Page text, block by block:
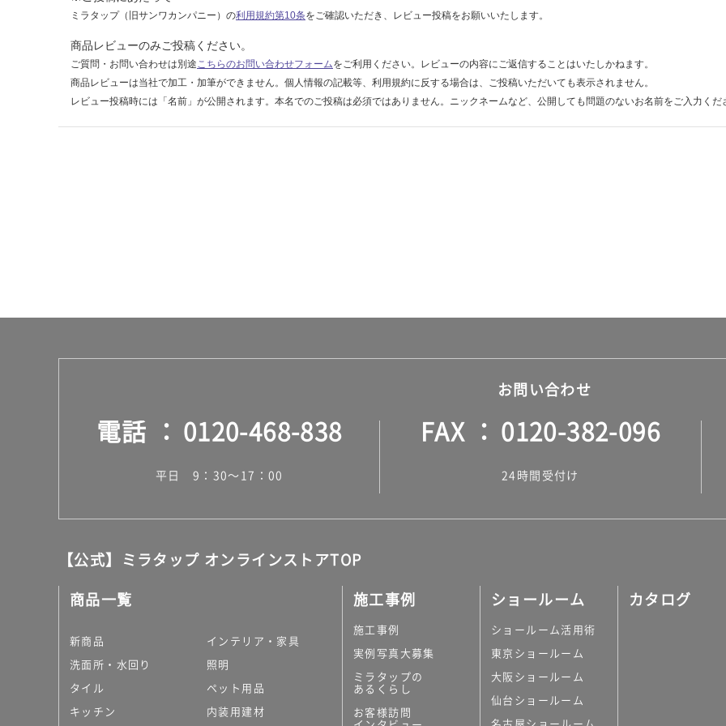
ミラタップ（旧サンワカンパニー）の利用規約第10条をご確認いただき、レビュー投稿をお願いいたします。
商品レビューのみご投稿ください。
ご質問・お問い合わせは別途こちらのお問い合わせフォームをご利用ください。レビューの内容にご返信することはいたしかねます。
商品レビューは当社で加工・加筆ができません。個人情報の記載等、利用規約に反する場合は、ご投稿いただいても表示されません。
レビュー投稿時には「名前」が公開されます。本名でのご投稿は必須ではありません。ニックネームなど、公開しても問題のないお名前をご入力くだ
お問い合わせ
電話 0120-468-838
平日 9：30～17：00
FAX 0120-382-096
24時間受付け
【公式】ミラタップ オンラインストアTOP
商品一覧
新商品
洗面所・水回り
タイル
キッチン
インテリア・家具
照明
ペット用品
内装用建材
施工事例
施工事例
実例写真大募集
ミラタップの
あるくらし
お客様訪問
ショールーム
ショールーム活用術
東京ショールーム
大阪ショールーム
仙台ショールーム
カタログ